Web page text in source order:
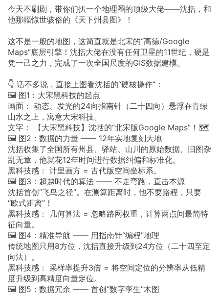
今天不刷剧，带你们扒一个地理圈的顶级大佬——沈括，和
他那幅惊世骇俗的《天下州县图》！
这不是一般的地图，这简直就是北宋的“高德/Google
Maps”底层引擎！沈括大佬在没有任何卫星的11世纪，硬是
凭一己之力，完成了一次全国尺度的GIS数据建模。
👇 话不多说，直接上图看沈括的“硬核操作”：
🖼️ 图1：大宋黑科技的起点
画面： 动态、发光的24向指南针（二十四向）悬浮在青绿
山水之上，寓意大宋科技。
文字： 【大宋黑科技】沈括的“北宋版Google Maps”！🗺️
🖼️ 图2：数据的力量 —— 12年实地复刻大地
沈括收集了全国所有州县、驿站、山川的原始数据。旧图杂
乱无章，他就花12年时间进行数据纠偏和标准化。
黑科技感： 计里画方 = 古代版空间坐标系。
🖼️ 图3：超越时代的算法 —— 不走弯路，直击本源
沈括首创“飞鸟之径”。在测算距离时，他不要路程，只要
“欧式距离”！
黑科技感： 几何算法 = 忽略路网权重，计算两点间最简特
征向量。
🖼️ 图4：精准导航 —— 用指南针“编程”地理
传统地图只用8方位，沈括直接升级到24方位（二十四至定
向法）。
黑科技感： 采样率提升3倍 = 将空间定位的分辨率从低精
度升级到高精度向量定位。
🖼️ 图5：数据冗余 —— 首创“数字孪生”木图